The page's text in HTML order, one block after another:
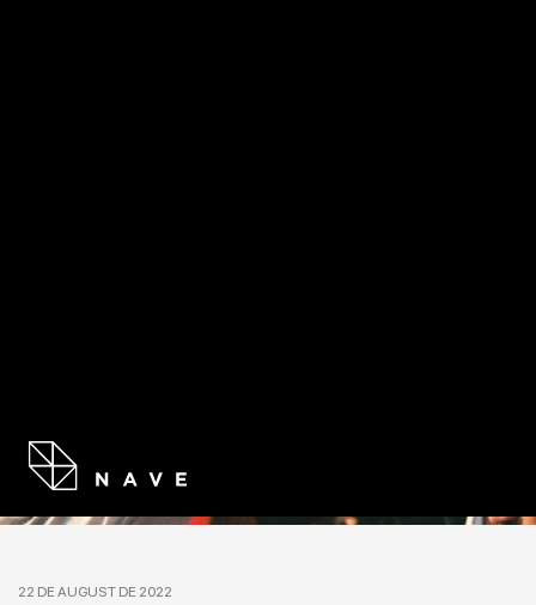
22 DE AUGUST DE 2022